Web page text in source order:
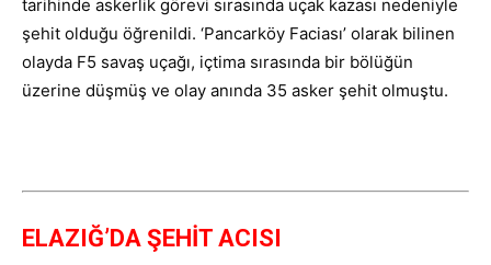
tarihinde askerlik görevi sırasında uçak kazası nedeniyle
şehit olduğu öğrenildi. ‘Pancarköy Faciası’ olarak bilinen
olayda F5 savaş uçağı, içtima sırasında bir bölüğün
üzerine düşmüş ve olay anında 35 asker şehit olmuştu.
ELAZIĞ’DA ŞEHİT ACISI